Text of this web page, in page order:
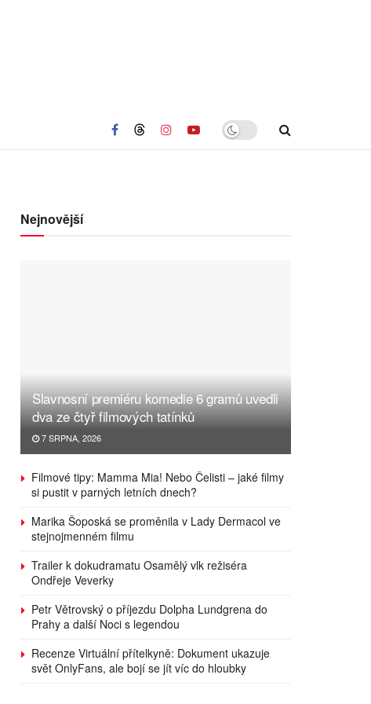
Nejnovější
Slavnosní premiéru komedie 6 gramů uvedli
dva ze čtyř filmových tatínků
7 SRPNA, 2026
Filmové tipy: Mamma Mia! Nebo Čelisti – jaké filmy
si pustit v parných letních dnech?
Marika Šoposká se proměnila v Lady Dermacol ve
stejnojmenném filmu
Trailer k dokudramatu Osamělý vlk režiséra
Ondřeje Veverky
Petr Větrovský o příjezdu Dolpha Lundgrena do
Prahy a další Noci s legendou
Recenze Virtuální přítelkyně: Dokument ukazuje
svět OnlyFans, ale bojí se jít víc do hloubky